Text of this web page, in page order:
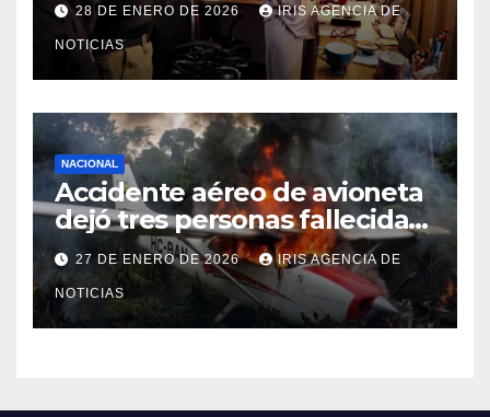
Caja Chica
28 DE ENERO DE 2026 IRIS AGENCIA DE
NOTICIAS
NACIONAL
Accidente aéreo de avioneta
dejó tres personas fallecidas
en provincia de Morona
Santiago
27 DE ENERO DE 2026 IRIS AGENCIA DE
NOTICIAS